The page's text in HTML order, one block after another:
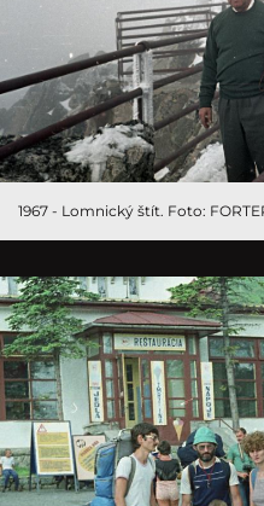
1967 - Lomnický štít. Foto: